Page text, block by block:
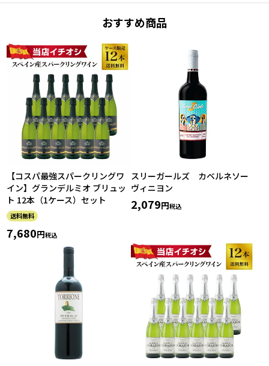
おすすめ商品
【コスパ最強スパークリングワ
イン】グランデルミオ ブリュッ
ト 12本（1ケース）セット
送料無料
7,680 税込
スリーガールズ カベルネソー
ヴィニヨン
2,079 税込